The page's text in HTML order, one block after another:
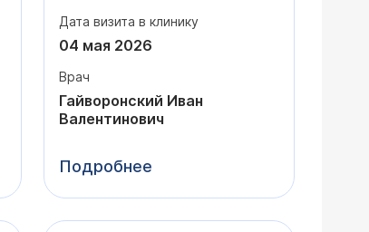
просто потрясающий! Я и не
думала, что виниры могут
естественно,
«как унитаз».
Цвет, форму и размер вы
и предлагает оптимальные
все 28 :)
Дата визита в клинику
04 мая 2026
Врач
Гайворонский Иван
Валентинович
Подробнее